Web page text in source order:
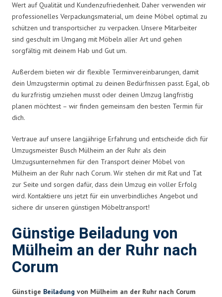
Wert auf Qualität und Kundenzufriedenheit. Daher verwenden wir
professionelles Verpackungsmaterial, um deine Möbel optimal zu
schützen und transportsicher zu verpacken. Unsere Mitarbeiter
sind geschult im Umgang mit Möbeln aller Art und gehen
sorgfältig mit deinem Hab und Gut um.
Außerdem bieten wir dir flexible Terminvereinbarungen, damit
dein Umzugstermin optimal zu deinen Bedürfnissen passt. Egal, ob
du kurzfristig umziehen musst oder deinen Umzug langfristig
planen möchtest – wir finden gemeinsam den besten Termin für
dich.
Vertraue auf unsere langjährige Erfahrung und entscheide dich für
Umzugsmeister Busch Mülheim an der Ruhr als dein
Umzugsunternehmen für den Transport deiner Möbel von
Mülheim an der Ruhr nach Corum. Wir stehen dir mit Rat und Tat
zur Seite und sorgen dafür, dass dein Umzug ein voller Erfolg
wird. Kontaktiere uns jetzt für ein unverbindliches Angebot und
sichere dir unseren günstigen Möbeltransport!
Günstige Beiladung von
Mülheim an der Ruhr nach
Corum
Günstige Beiladung von Mülheim an der Ruhr nach Corum